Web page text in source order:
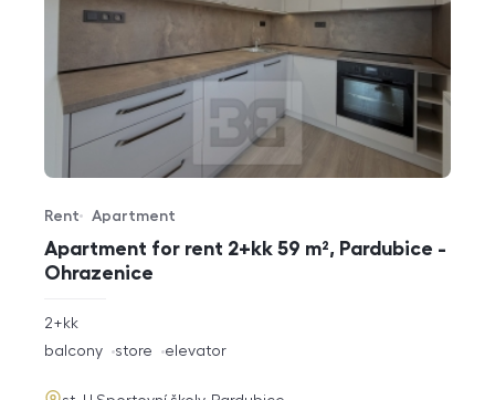
Apartment for rent 2+kk 59 m², Pardubice -
Ohrazenice
Offer type
Rent
Property type
Apartment
rozměry
disposition
2+kk
funkce
balcony store elevator